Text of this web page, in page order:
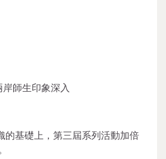
師生印象深入
的基礎上，第三屆系列活動加倍